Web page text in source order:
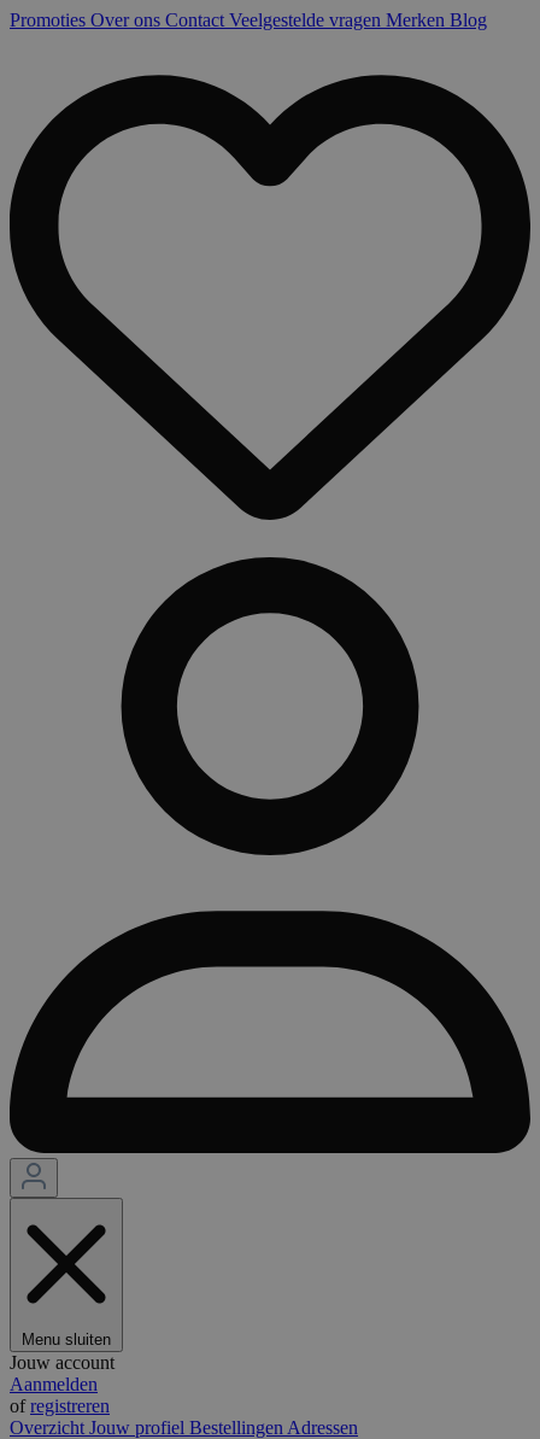
Promoties Over ons Contact Veelgestelde vragen Merken Blog
Menu sluiten
Jouw account
Aanmelden
ofregistreren
Overzicht Jouw profiel Bestellingen Adressen